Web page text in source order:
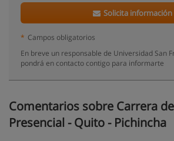
Solicita información
* Campos obligatorios
En breve un responsable de Universidad San
pondrá en contacto contigo para informarte
Comentarios sobre Carrera
Presencial - Quito - Pichincha